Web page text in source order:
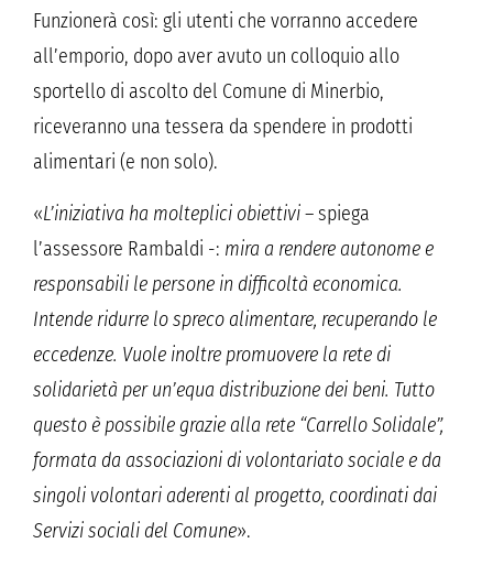
Funzionerà così: gli utenti che vorranno accedere
all’emporio, dopo aver avuto un colloquio allo
sportello di ascolto del Comune di Minerbio,
riceveranno una tessera da spendere in prodotti
alimentari (e non solo).
«L’iniziativa ha molteplici obiettivi– spiega
l’assessore Rambaldi -: mira a rendere autonome e
responsabili le persone in difficoltà economica.
Intende ridurre lo spreco alimentare, recuperando le
eccedenze. Vuole inoltre promuovere la rete di
solidarietà per un’equa distribuzione dei beni. Tutto
questo è possibile grazie alla rete “Carrello Solidale”,
formata da associazioni di volontariato sociale e da
singoli volontari aderenti al progetto, coordinati dai
Servizi sociali del Comune».